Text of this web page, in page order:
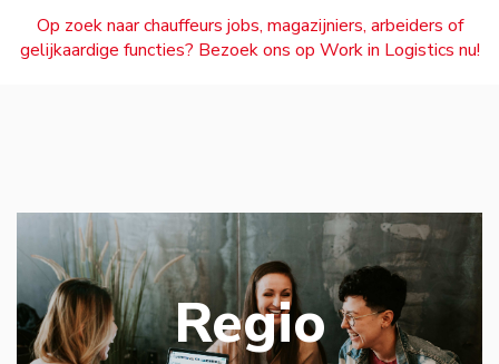
Op zoek naar chauffeurs jobs, magazijniers, arbeiders of
gelijkaardige functies? Bezoek ons op Work in Logistics nu!
Regio